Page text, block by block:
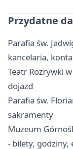
Przydatne
Parafia św.
kancelaria,
Teatr Rozrywki
dojazd
Parafia św.
sakramenty
Muzeum
- bilety, godziny,